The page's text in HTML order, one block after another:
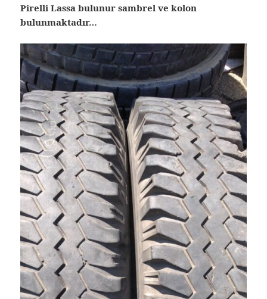
Pirelli Lassa bulunur sambrel ve kolon
bulunmaktadır…